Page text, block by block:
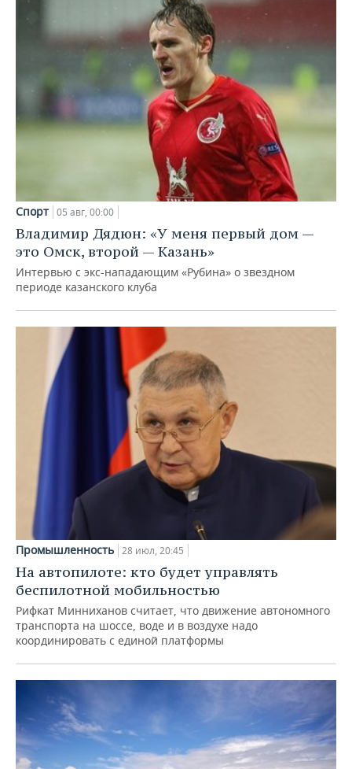
Спорт 05 авг, 00:00
Владимир Дядюн: «У меня первый дом —
это Омск, второй — Казань»
Интервью с экс-нападающим «Рубина» о звездном
периоде казанского клуба
Промышленность 28 июл, 20:45
На автопилоте: кто будет управлять
беспилотной мобильностью
Рифкат Минниханов считает, что движение автономного
транспорта на шоссе, воде и в воздухе надо
координировать с единой платформы